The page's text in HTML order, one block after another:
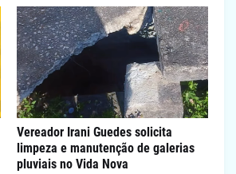
Vereador Irani Guedes solicita
limpeza e manutenção de galerias
pluviais no Vida Nova